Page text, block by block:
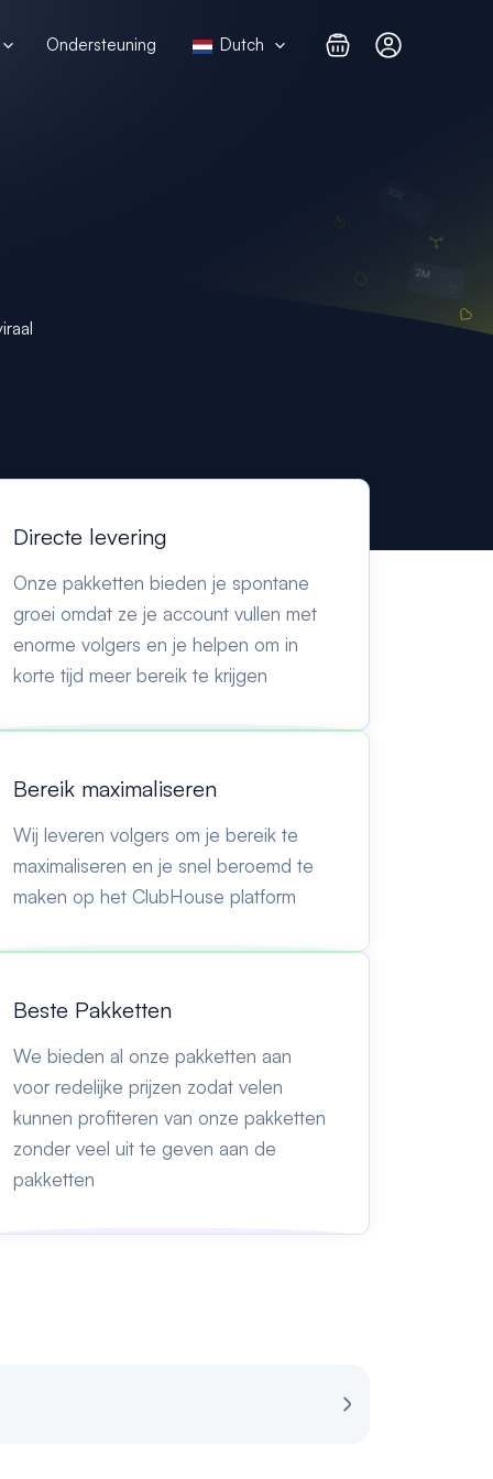
Ondersteuning Dutch
Directe levering
Onze pakketten bieden je spontane
groei omdat ze je account vullen met
enorme volgers en je helpen om in
korte tijd meer bereik te krijgen
Bereik maximaliseren
Wij leveren volgers om je bereik te
maximaliseren en je snel beroemd te
maken op het ClubHouse platform
Beste Pakketten
We bieden al onze pakketten aan
voor redelijke prijzen zodat velen
kunnen profiteren van onze pakketten
zonder veel uit te geven aan de
pakketten